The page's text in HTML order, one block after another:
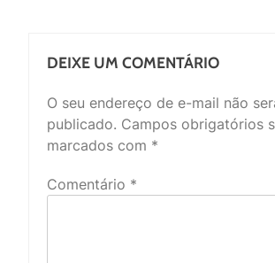
DEIXE UM COMENTÁRIO
O seu endereço de e-mail não
publicado. Campos obrigatórios
marcados com *
Comentário *